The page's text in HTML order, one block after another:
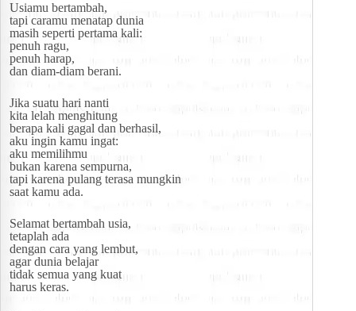
Usiamu bertambah,
tapi caramu menatap dunia
masih seperti pertama kali:
penuh ragu,
penuh harap,
dan diam-diam berani.
Jika suatu hari nanti
kita lelah menghitung
berapa kali gagal dan berhasil,
aku ingin kamu ingat:
aku memilihmu
bukan karena sempurna,
tapi karena pulang terasa mungkin
saat kamu ada.
Selamat bertambah usia,
tetaplah ada
dengan cara yang lembut,
agar dunia belajar
tidak semua yang kuat
harus keras.